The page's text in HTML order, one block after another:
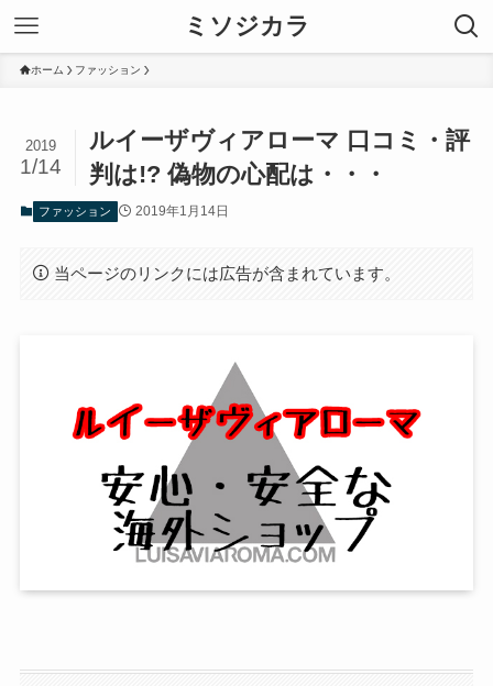
ミソジカラ
ホーム ファッション
ルイーザヴィアローマ 口コミ・評
判は!? 偽物の心配は・・・
2019
1/14
ファッション 2019年1月14日
当ページのリンクには広告が含まれています。